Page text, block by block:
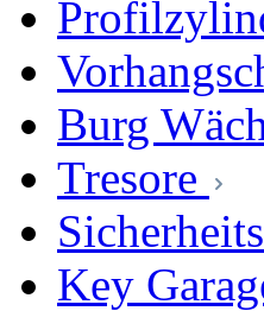
Burg
Tresore
Key